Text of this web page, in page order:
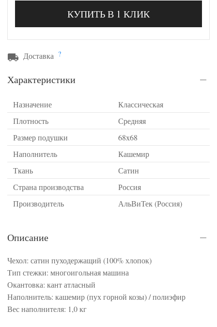
КУПИТЬ В 1 КЛИК
Доставка ?
Характеристики
Назначение
Классическая
Плотность
Средняя
Размер подушки
68х68
Наполнитель
Кашемир
Ткань
Сатин
Страна производства
Россия
Производитель
АльВиТек (Россия)
Описание
Чехол: сатин пуходержащий (100% хлопок)
Тип стежки: многоигольная машина
Окантовка: кант атласный
Наполнитель: кашемир (пух горной козы) / полиэфир
Вес наполнителя: 1,0 кг